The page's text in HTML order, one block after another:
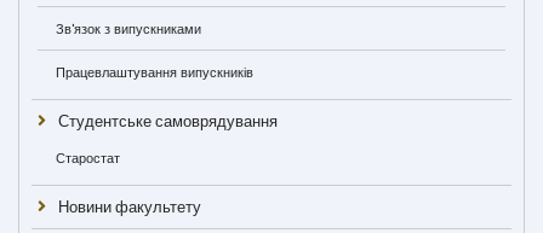
Зв'язок з випускниками
Працевлаштування випускників
Студентське самоврядування
Старостат
Новини факультету